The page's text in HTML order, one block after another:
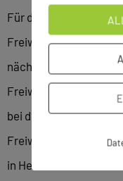
Für die Sindelfinger
nächsten
Freiwasser suchen.
bei den
in Heddesheim den